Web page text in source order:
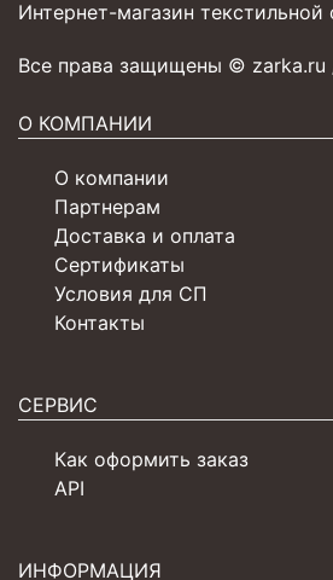
Интернет-магазин текстильной
Все права защищены © zarka.ru
О КОМПАНИИ
О компании
Партнерам
Доставка и оплата
Сертификаты
Условия для СП
Контакты
СЕРВИС
Как оформить заказ
API
ИНФОРМАЦИЯ